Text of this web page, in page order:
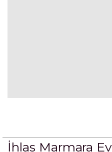
İhlas Marmara